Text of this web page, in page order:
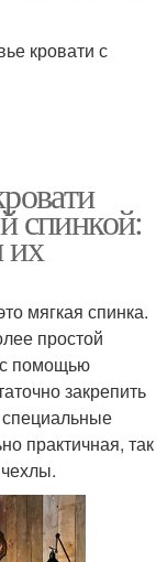
кровати с
спинкой:
их
мягкая спинка.
простой
с помощью
закрепить
практичная, так